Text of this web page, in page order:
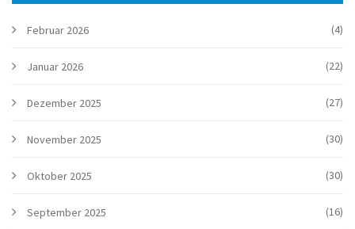
Februar 2026 (4)
Januar 2026 (22)
Dezember 2025 (27)
November 2025 (30)
Oktober 2025 (30)
September 2025 (16)